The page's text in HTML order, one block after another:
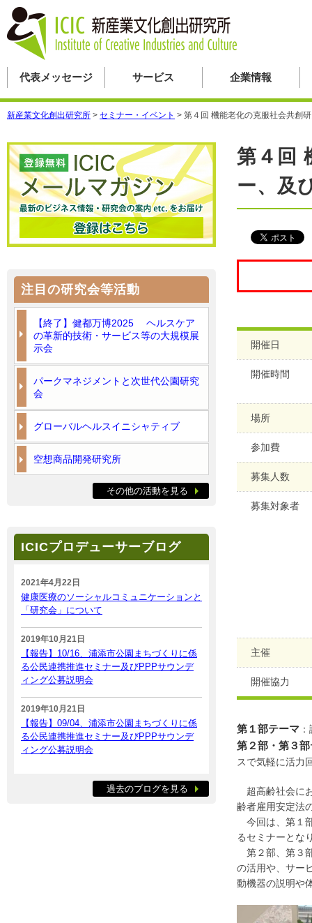
代表メッセージ サービス 企業情報
新産業文化創出研究所 > セミナー・イベント > 第４回 機能老化の克服社会共創
第４回
ー、及
開催日
開催時間
場所
参加費
募集人数
募集対象者
主催
開催協力
第１部テーマ
第２部・第３
スで気軽に活力
超高齢社会に
齢者雇用安定法
今回は、第１
るセミナーとな
第２部、第３
の活用や、サー
動機器の説明や
注目の研究会等活動
【終了】健都万博2025 ヘルスケア
の革新的技術・サービス等の大規模展
示会
パークマネジメントと次世代公園研究
会
グローバルヘルスイニシャティブ
空想商品開発研究所
その他の活動を見る
ICICプロデューサーブログ
2021年4月22日
健康医療のソーシャルコミュニケーションと
「研究会」について
2019年10月21日
【報告】10/16、浦添市公園まちづくりに係
る公民連携推進セミナー及びPPPサウンデ
ィング公募説明会
2019年10月21日
【報告】09/04、浦添市公園まちづくりに係
る公民連携推進セミナー及びPPPサウンデ
ィング公募説明会
過去のブログを見る